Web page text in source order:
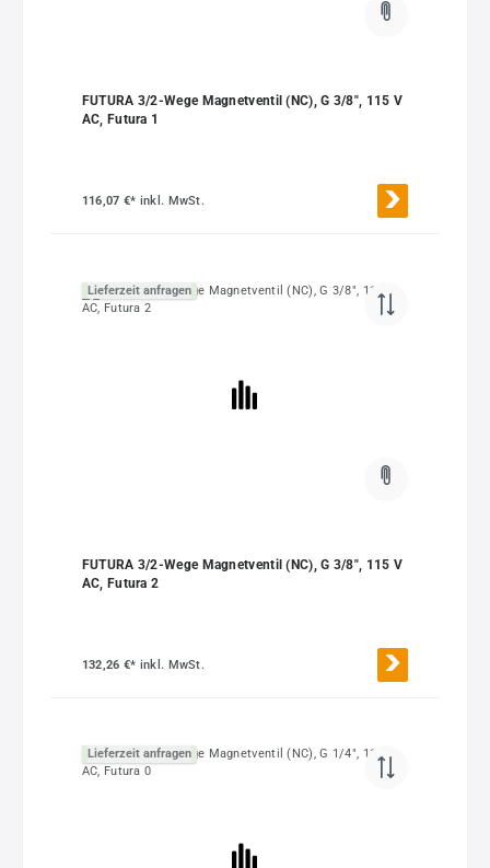
FUTURA 3/2-Wege Magnetventil (NC), G 3/8", 115 V
AC, Futura 1
116,07 €* inkl. MwSt.
Lieferzeit anfragen
FUTURA 3/2-Wege Magnetventil (NC), G 3/8", 115 V
AC, Futura 2
132,26 €* inkl. MwSt.
Lieferzeit anfragen